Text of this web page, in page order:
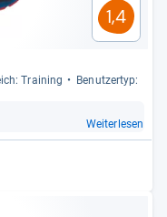
1,4
Trai­ning
Benut­zer­typ:
Weiterlesen